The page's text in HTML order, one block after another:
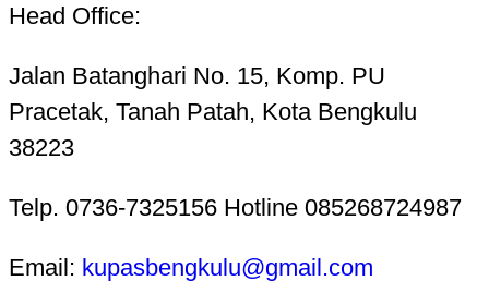
Head Office:
Jalan Batanghari No. 15, Komp. PU
Pracetak, Tanah Patah, Kota Bengkulu
38223
Telp. 0736-7325156 Hotline 085268724987
Email: kupasbengkulu@gmail.com